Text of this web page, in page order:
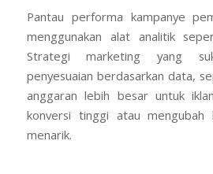
Pantau performa kampanye
menggunakan alat analitik
Strategi marketing yang
penyesuaian berdasarkan data,
anggaran lebih besar untuk
konversi tinggi atau mengubah
menarik.